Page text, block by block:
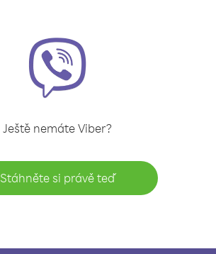
Ještě nemáte Viber?
Stáhněte si právě teď